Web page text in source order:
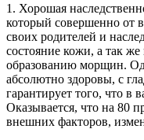
1. Хорошая
который совершенно от
своих родителей и
состояние кожи, а так
образованию морщин.
абсолютно здоровы, с
гарантирует того, что в
Оказывается, что на 80
внешних факторов,